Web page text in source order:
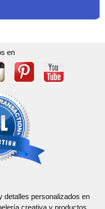
en
detalles personalizados en